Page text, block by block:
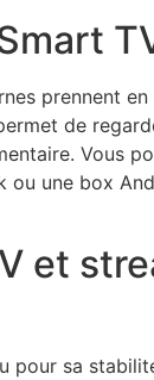
prennent en
de
Vous
ou une box
et
pour sa